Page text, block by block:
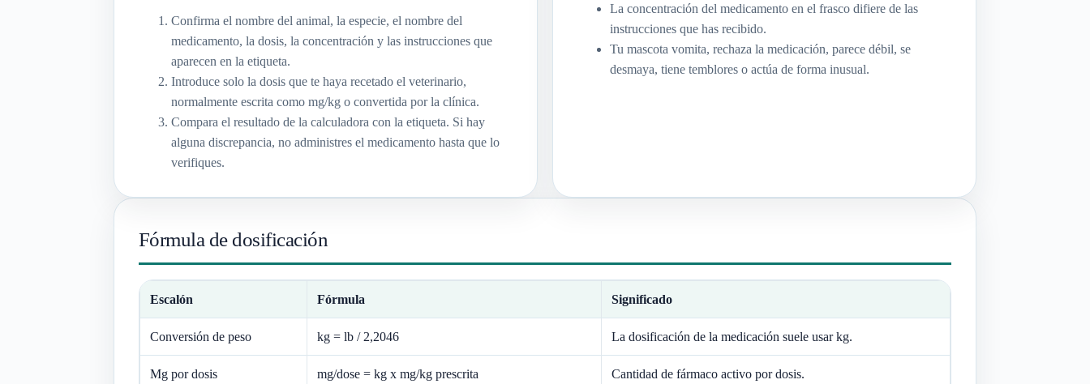
Confirma el nombre del animal, la especie, el nombre del
medicamento, la dosis, la concentración y las instrucciones que
aparecen en la etiqueta.
Introduce solo la dosis que te haya recetado el veterinario,
normalmente escrita como mg/kg o convertida por la clínica.
Compara el resultado de la calculadora con la etiqueta. Si hay
alguna discrepancia, no administres el medicamento hasta que lo
verifiques.
La concentración del medicamento en el frasco difiere de las
instrucciones que has recibido.
Tu mascota vomita, rechaza la medicación, parece débil, se
desmaya, tiene temblores o actúa de forma inusual.
Fórmula de dosificación
Escalón Fórmula Significado
Conversión de peso kg = lb / 2,2046 La dosificación de la medicación suele usar kg.
Mg por dosis mg/dose = kg x mg/kg prescrita Cantidad de fármaco activo por dosis.